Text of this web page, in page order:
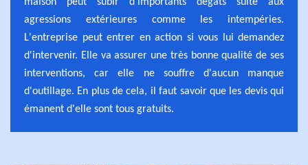
agressions extérieures comme les intempéries.
L'entreprise peut entrer en action si vous lui demandez
d'intervenir. Elle va assurer une très bonne qualité de ses
interventions, car elle ne souffre d'aucun manque
d'outillage. En plus de cela, il faut savoir que les devis qui
émanent d'elle sont tous gratuits.